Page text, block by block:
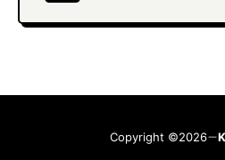
Copyright ©2026